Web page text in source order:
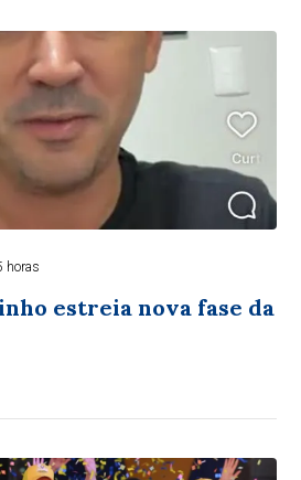
horas
estreia nova fase da